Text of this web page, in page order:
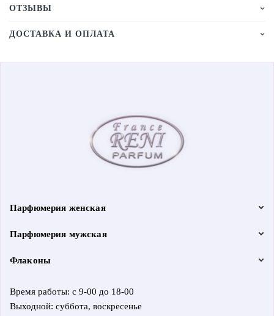
ОТЗЫВЫ
ДОСТАВКА И ОПЛАТА
Парфюмерия женская
Парфюмерия мужская
Флаконы
Время работы: с 9-00 до 18-00
Выходной: суббота, воскресенье